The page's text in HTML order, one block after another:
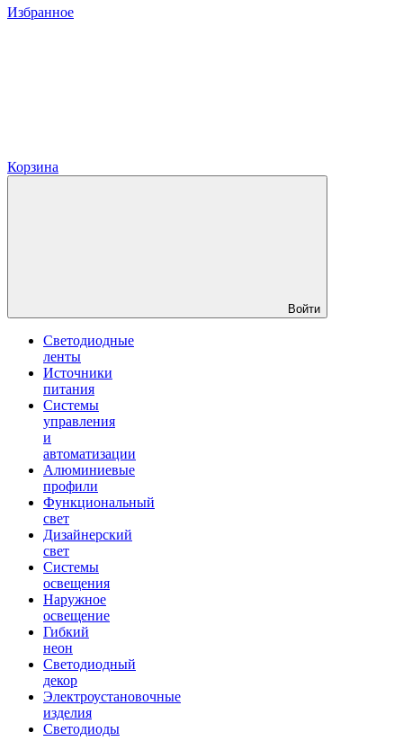
Избранное
Корзина
Войти
Светодиодные
ленты
Источники
питания
Системы
управления
и
автоматизации
Алюминиевые
профили
Функциональный
свет
Дизайнерский
свет
Системы
освещения
Наружное
освещение
Гибкий
неон
Светодиодный
декор
Электроустановочные
изделия
Светодиоды